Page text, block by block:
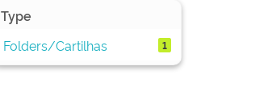
Type
Folders/Cartilhas
1